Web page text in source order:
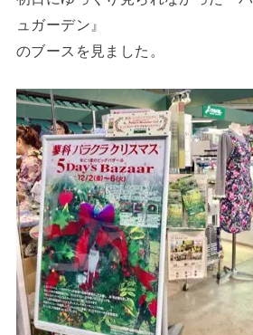
ュガーデン』
のブースを見ました。